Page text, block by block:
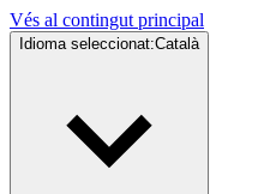
Vés al contingut principal
Idioma seleccionat:Català